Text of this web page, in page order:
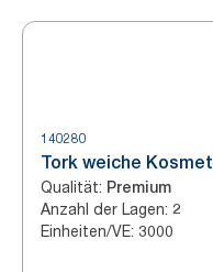
140280
Tork weiche
Qualität: Premium
Anzahl der Lagen: 2
Einheiten/VE: 3000